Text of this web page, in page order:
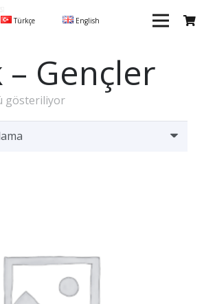
Türkçe English
– Gençler
gösteriliyor